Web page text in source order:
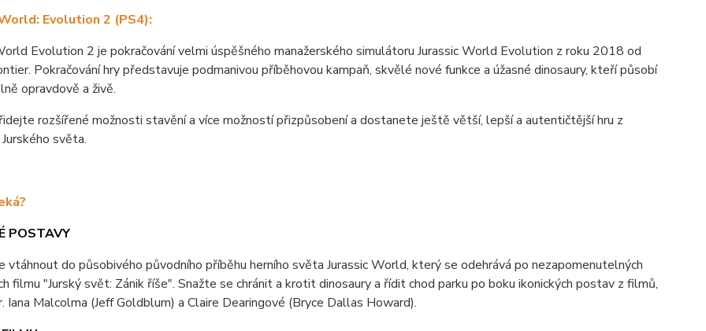
Evolution 2 (PS4):
Evolution 2 je pokračování velmi úspěšného manažerského simulátoru Jurassic World Evolution z roku 2018 od
Pokračování hry představuje podmanivou příběhovou kampaň, skvělé nové funkce a úžasné dinosaury, kteří působí
opravdově a živě.
rozšířené možnosti stavění a více možností přizpůsobení a dostanete ještě větší, lepší a autentičtější hru z
světa.
POSTAVY
vtáhnout do působivého původního příběhu herního světa Jurassic World, který se odehrává po nezapomenutelných
filmu "Jurský svět: Zánik říše". Snažte se chránit a krotit dinosaury a řídit chod parku po boku ikonických postav z filmů,
Iana Malcolma (Jeff Goldblum) a Claire Dearingové (Bryce Dallas Howard).